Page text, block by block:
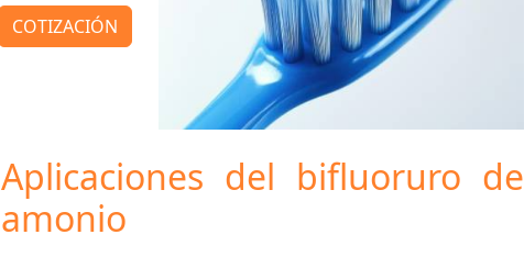
COTIZACIÓN
Aplicaciones del bifluoruro de
amonio